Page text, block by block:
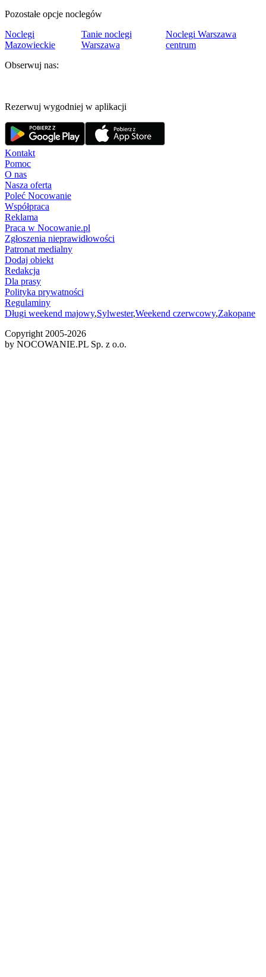
Pozostałe opcje noclegów
Noclegi
Mazowieckie
Tanie noclegi
Warszawa
Noclegi Warszawa
centrum
Obserwuj nas:
Rezerwuj wygodniej w aplikacji
Kontakt
Pomoc
O nas
Nasza oferta
Poleć Nocowanie
Współpraca
Reklama
Praca w Nocowanie.pl
Zgłoszenia nieprawidłowości
Patronat medialny
Dodaj obiekt
Redakcja
Dla prasy
Polityka prywatności
Regulaminy
Długi weekend majowy,Sylwester,Weekend czerwcowy,Zakopane
Copyright 2005-2026
by NOCOWANIE.PL Sp. z o.o.